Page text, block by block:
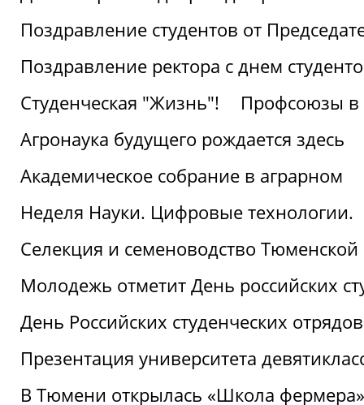
Поздравление студентов от
Поздравление ректора с днем
Студенческая "Жизнь"!
Профсоюзы в
Агронаука будущего рождается здесь
Академическое собрание в аграрном
Неделя Науки. Цифровые технологии.
Селекция и семеноводство Тюменской
Молодежь отметит День российских
День Российских студенческих
Презентация университета
В Тюмени открылась «Школа фермера»